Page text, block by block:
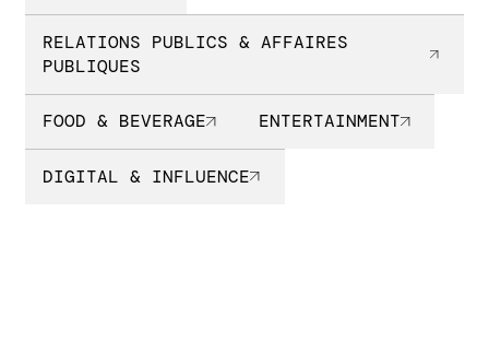
RELATIONS PUBLICS & AFFAIRES
PUBLIQUES
FOOD & BEVERAGE ENTERTAINMENT
DIGITAL & INFLUENCE